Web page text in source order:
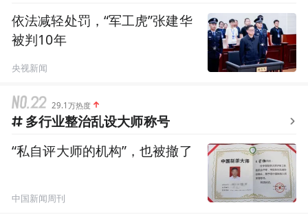
依法减轻处罚，“军工虎”张建华
被判10年
央视新闻
29.1万热度
多行业整治乱设大师称号
“私自评大师的机构”，也被撤了
中国新闻周刊